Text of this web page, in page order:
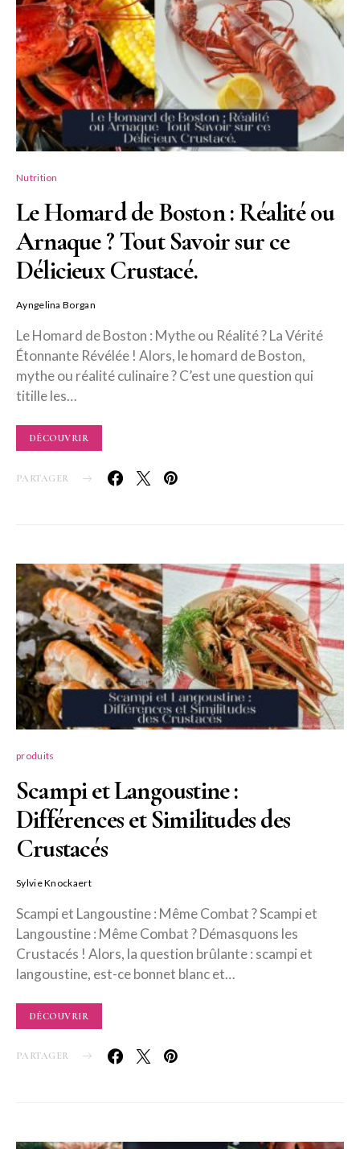
Nutrition
Le Homard de Boston : Réalité ou
Arnaque ? Tout Savoir sur ce
Délicieux Crustacé.
Ayngelina Borgan
Le Homard de Boston : Mythe ou Réalité ? La Vérité
Étonnante Révélée ! Alors, le homard de Boston,
mythe ou réalité culinaire ? C’est une question qui
titille les…
DÉCOUVRIR
PARTAGER
produits
Scampi et Langoustine :
Différences et Similitudes des
Crustacés
Sylvie Knockaert
Scampi et Langoustine : Même Combat ? Scampi et
Langoustine : Même Combat ? Démasquons les
Crustacés ! Alors, la question brûlante : scampi et
langoustine, est-ce bonnet blanc et…
DÉCOUVRIR
PARTAGER